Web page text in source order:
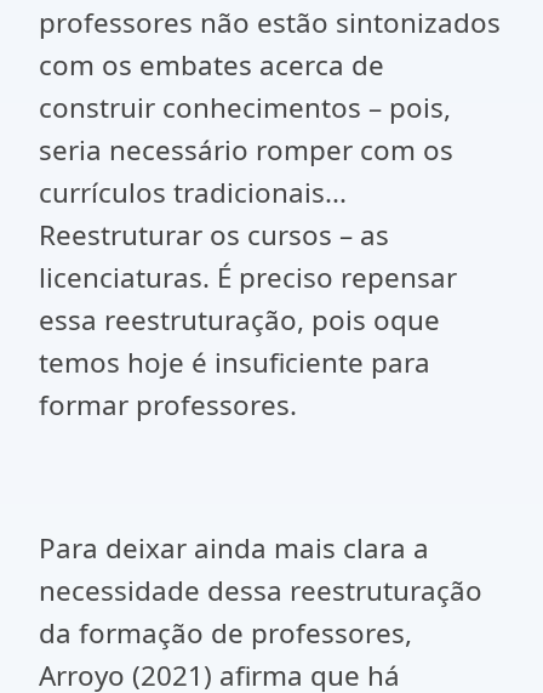
professores não estão sintonizados
com os embates acerca de
construir conhecimentos – pois,
seria necessário romper com os
currículos tradicionais...
Reestruturar os cursos – as
licenciaturas. É preciso repensar
essa reestruturação, pois oque
temos hoje é insuficiente para
formar professores.
Para deixar ainda mais clara a
necessidade dessa reestruturação
da formação de professores,
Arroyo (2021) afirma que há